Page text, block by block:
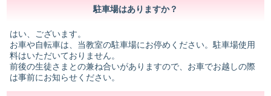
駐車場はありますか？
はい、ございます。
お車や自転車は、当教室の駐車場にお停めください。駐車場使用
料はいただいておりません。
前後の生徒さまとの兼ね合いがありますので、お車でお越しの際
は事前にお知らせください。